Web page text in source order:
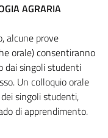
AGRARIA
alcune prove
orale) consentiranno
singoli studenti
Un colloquio orale
singoli studenti,
di apprendimento.